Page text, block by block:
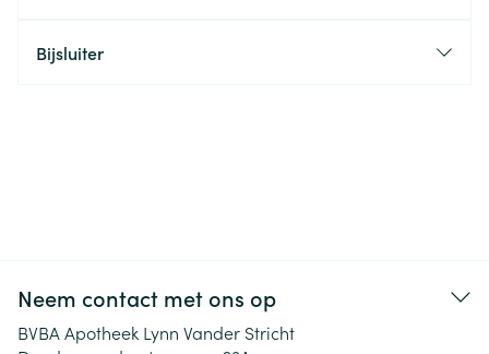
Bijsluiter
Neem contact met ons op
BVBA Apotheek Lynn Vander Stricht